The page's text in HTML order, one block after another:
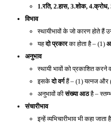
1.रति, 2.हास, 3.शोक,
विभाव
स्थायीभावों के जो कारण होते हैं
यह दो प्रकार का होता है – (1)
अनुभाव
स्थायी भावों को प्रकाशित करने
इसके दो वर्ग हैं – (1) यत्नज और
अनुभावों की संख्या आठ है –
संचारीभाव
इन्हें व्यभिचारीभाव भी कहा